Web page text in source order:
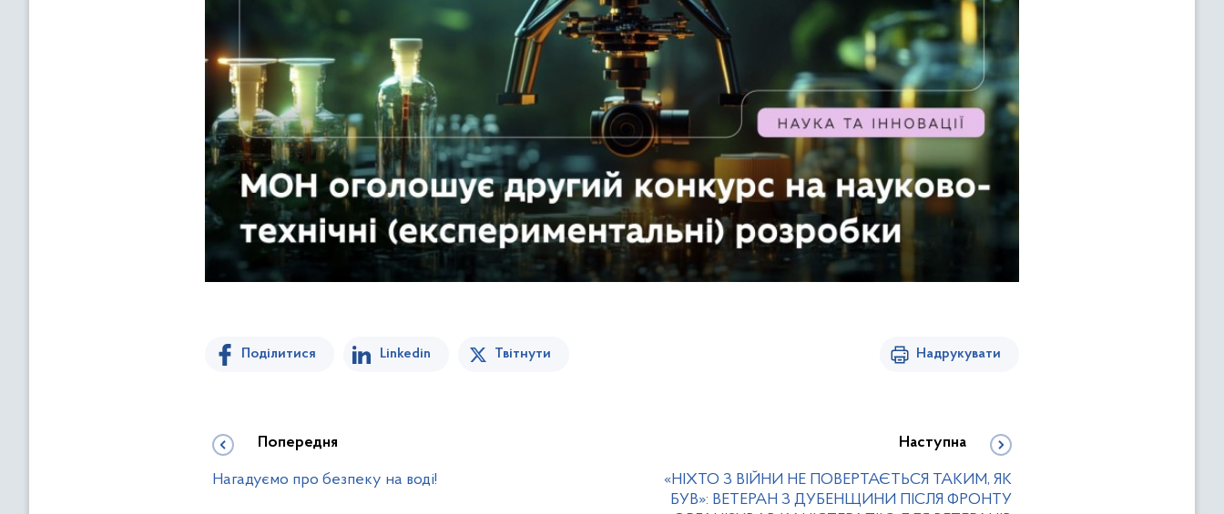
Поділитися Linkedin Твітнути Надрукувати
Попередня
Нагадуємо про безпеку на воді!
Наступна
«НІХТО З ВІЙНИ НЕ ПОВЕРТАЄТЬСЯ ТАКИМ, ЯК
БУВ»: ВЕТЕРАН З ДУБЕНЩИНИ ПІСЛЯ ФРОНТУ